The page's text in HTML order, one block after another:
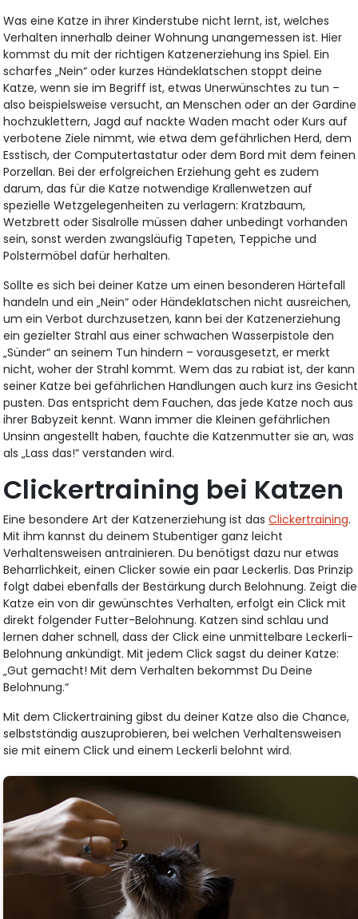
Was eine Katze in ihrer Kinderstube nicht lernt, ist, welches
Verhalten innerhalb deiner Wohnung unangemessen ist. Hier
kommst du mit der richtigen Katzenerziehung ins Spiel. Ein
scharfes „Nein“ oder kurzes Händeklatschen stoppt deine
Katze, wenn sie im Begriff ist, etwas Unerwünschtes zu tun –
also beispielsweise versucht, an Menschen oder an der Gardine
hochzuklettern, Jagd auf nackte Waden macht oder Kurs auf
verbotene Ziele nimmt, wie etwa dem gefährlichen Herd, dem
Esstisch, der Computertastatur oder dem Bord mit dem feinen
Porzellan. Bei der erfolgreichen Erziehung geht es zudem
darum, das für die Katze notwendige Krallenwetzen auf
spezielle Wetzgelegenheiten zu verlagern: Kratzbaum,
Wetzbrett oder Sisalrolle müssen daher unbedingt vorhanden
sein, sonst werden zwangsläufig Tapeten, Teppiche und
Polstermöbel dafür herhalten.
Sollte es sich bei deiner Katze um einen besonderen Härtefall
handeln und ein „Nein“ oder Händeklatschen nicht ausreichen,
um ein Verbot durchzusetzen, kann bei der Katzenerziehung
ein gezielter Strahl aus einer schwachen Wasserpistole den
„Sünder“ an seinem Tun hindern – vorausgesetzt, er merkt
nicht, woher der Strahl kommt. Wem das zu rabiat ist, der kann
seiner Katze bei gefährlichen Handlungen auch kurz ins Gesicht
pusten. Das entspricht dem Fauchen, das jede Katze noch aus
ihrer Babyzeit kennt. Wann immer die Kleinen gefährlichen
Unsinn angestellt haben, fauchte die Katzenmutter sie an, was
als „Lass das!“ verstanden wird.
Clickertraining bei Katzen
Eine besondere Art der Katzenerziehung ist dasClickertraining.
Mit ihm kannst du deinem Stubentiger ganz leicht
Verhaltensweisen antrainieren. Du benötigst dazu nur etwas
Beharrlichkeit, einen Clicker sowie ein paar Leckerlis. Das Prinzip
folgt dabei ebenfalls der Bestärkung durch Belohnung. Zeigt die
Katze ein von dir gewünschtes Verhalten, erfolgt ein Click mit
direkt folgender Futter-Belohnung. Katzen sind schlau und
lernen daher schnell, dass der Click eine unmittelbare Leckerli-
Belohnung ankündigt. Mit jedem Click sagst du deiner Katze:
„Gut gemacht! Mit dem Verhalten bekommst Du Deine
Belohnung.“
Mit dem Clickertraining gibst du deiner Katze also die Chance,
selbstständig auszuprobieren, bei welchen Verhaltensweisen
sie mit einem Click und einem Leckerli belohnt wird.